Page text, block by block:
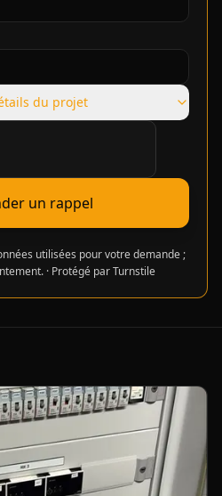
du projet
un rappel
utilisées pour votre demande ;
· Protégé par Turnstile